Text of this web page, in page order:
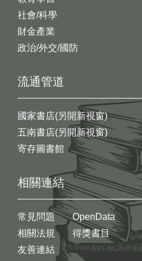
社會/科學
財金產業
政治/外交/國防
流通管道
國家書店(另開新視窗)
五南書店(另開新視窗)
寄存圖書館
相關連結
常見問題
相關法規
友善連結
OpenData
得獎書目